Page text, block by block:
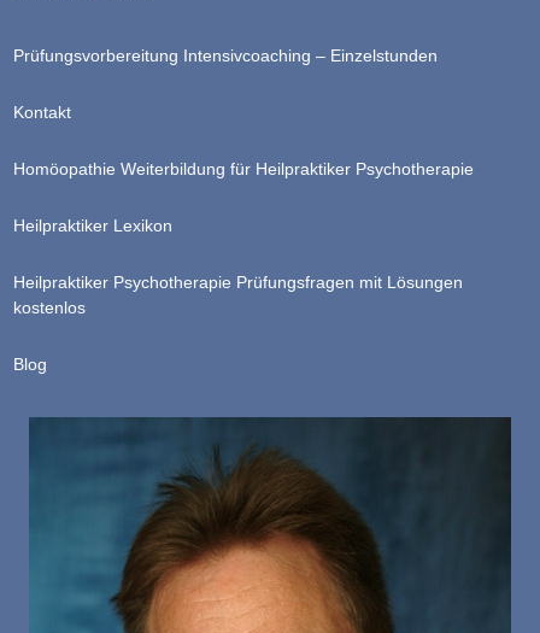
Prüfungsvorbereitung Intensivcoaching – Einzelstunden
Kontakt
Homöopathie Weiterbildung für Heilpraktiker Psychotherapie
Heilpraktiker Lexikon
Heilpraktiker Psychotherapie Prüfungsfragen mit Lösungen
kostenlos
Blog